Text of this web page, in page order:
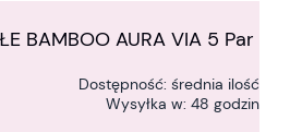
BAMBOO AURA VIA 5 Par
Dostępność: średnia ilość
Wysyłka w: 48 godzin